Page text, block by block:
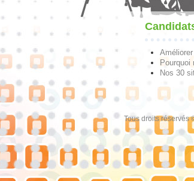
Pourquoi
Nos 30
Tous droits réservés